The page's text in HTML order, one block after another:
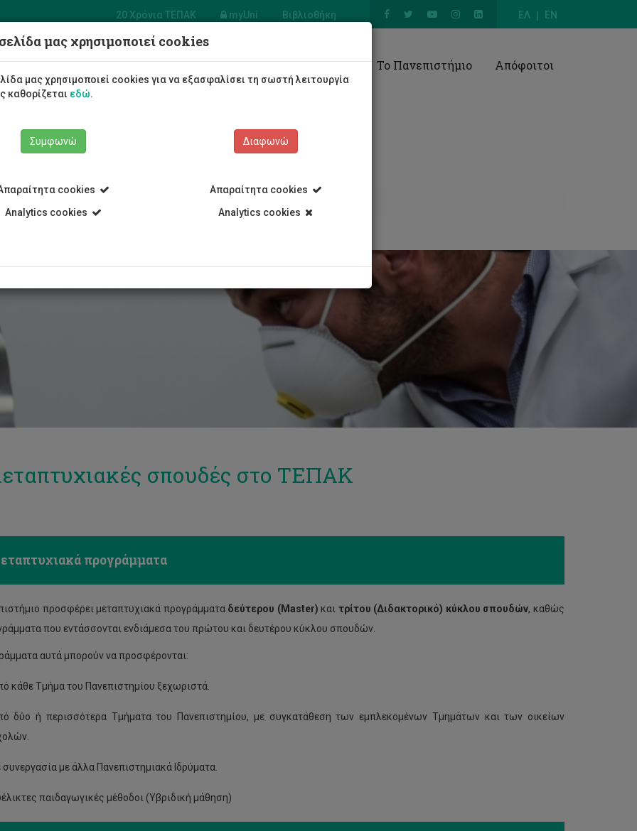
ΕΛ EN
20 Χρόνια ΤΕΠΑΚ myUni Βιβλιοθήκη
Φοιτητές/τριες Σπουδές Έρευνα Το Πανεπιστήμιο Απόφοιτοι
σπουδές στο ΤΕΠΑΚ
προγράμματα
προσφέρει μεταπτυχιακά προγράμματα δεύτερου (Master) και τρίτου (Διδακτορικό) κύκλου σπουδών, καθώς
που εντάσσονται ενδιάμεσα του πρώτου και δευτέρου κύκλου σπουδών.
αυτά μπορούν να προσφέρονται:
κάθε Τμήμα του Πανεπιστημίου ξεχωριστά.
δύο ή περισσότερα Τμήματα του Πανεπιστημίου, με συγκατάθεση των εμπλεκομένων Τμημάτων και των οικείων
συνεργασία με άλλα Πανεπιστημιακά Ιδρύματα.
παιδαγωγικές μέθοδοι (Υβριδική μάθηση)
μας χρησιμοποιεί cookies
μας χρησιμοποιεί cookies για να εξασφαλίσει τη σωστή λειτουργία
καθορίζεται εδώ.
Συμφωνώ
cookies
Analytics cookies
Διαφωνώ
Απαραίτητα cookies
Analytics cookies